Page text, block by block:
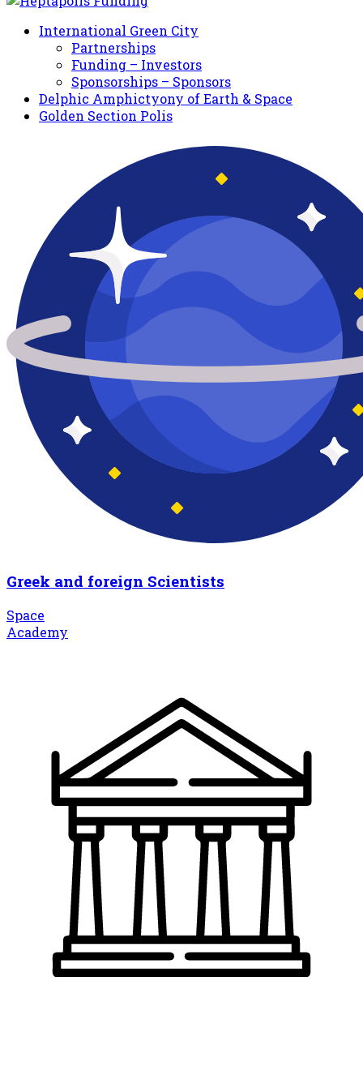
International Green City
Partnerships
Funding – Investors
Sponsorships – Sponsors
Delphic Amphictyony of Earth & Space
Golden Section Polis
Greek and foreign Scientists
Space
Academy